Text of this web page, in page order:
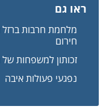
ראו גם
מלחמת חרבות ברזל
חירום
זכותון למשפחות
נפגעי פעולות איבה